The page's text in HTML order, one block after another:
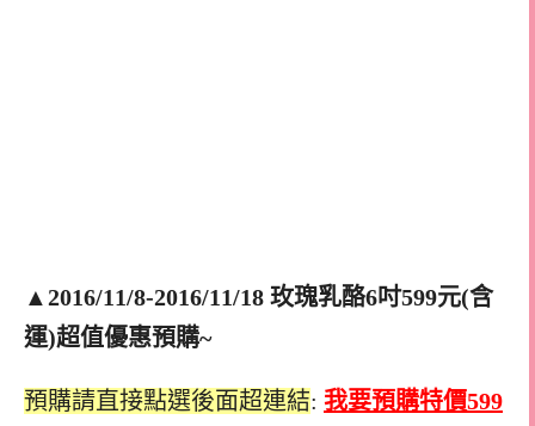
▲ 2016/11/8-2016/11/18 玫瑰乳酪6吋599元(含
運)超值優惠預購~
預購請直接點選後面超連結: 我要預購特價599